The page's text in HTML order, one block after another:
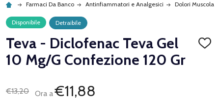
Farmaci Da Banco Antinfiammatori e Analgesici Dolori Muscolari
Disponibile Detraibile
Teva - Diclofenac Teva Gel
10 Mg/G Confezione 120 Gr
€13,20
Ora a€11,88